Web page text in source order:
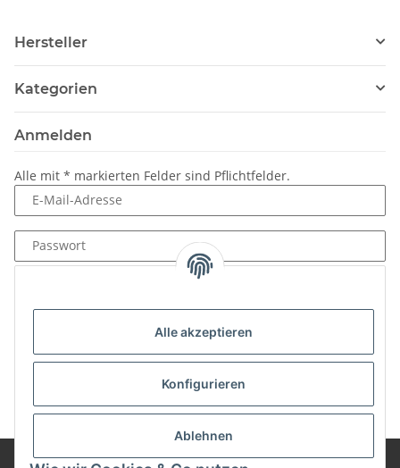
Alle akzeptieren
Konfigurieren
Ablehnen
Hersteller
Kategorien
Anmelden
Alle mit * markierten Felder sind Pflichtfelder.
E-Mail-Adresse
Passwort
Neu hier?Jetzt registrieren!